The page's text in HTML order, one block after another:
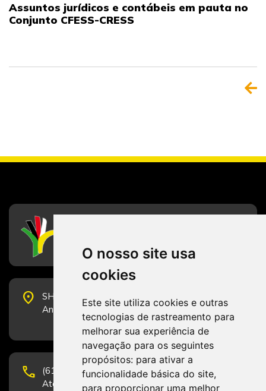
O nosso site usa
cookies
Este site utiliza cookies e outras
tecnologias de rastreamento para
melhorar sua experiência de
navegação para os seguintes
propósitos: para ativar a
funcionalidade básica do site,
para proporcionar uma melhor
Assuntos jurídicos e contábeis em pauta no
Conjunto CFESS-CRESS
place
SHS Quadra 6, Bloco E, Complexo Brasil 21, 20º
Andar, Sala 2001 - CEP 70322-915 - Brasília/DF
phone
(61) 3223-1652 e (61) 98131-3801.
Atendimento por telefone em horário comercial